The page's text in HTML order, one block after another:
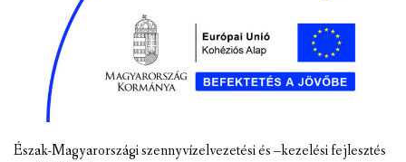
Észak-Magyarországi szennyvízelvezetési és –kezelési fejlesztés